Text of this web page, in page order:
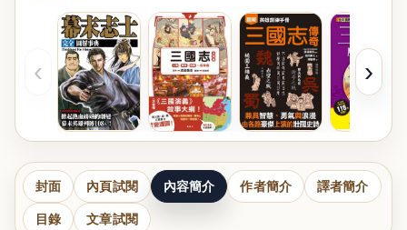
‹ ›
封面 內頁試閱 內容簡介 作者簡介 譯者簡介
目錄 文章試閱